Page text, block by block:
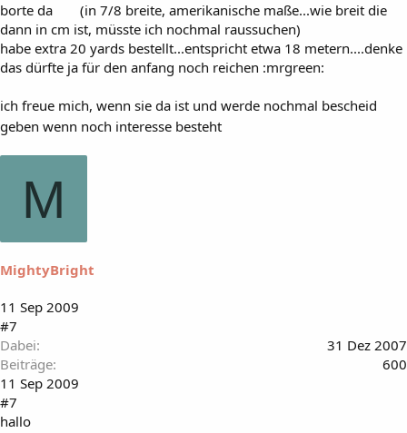
borte da
(in 7/8 breite, amerikanische maße...wie breit die
dann in cm ist, müsste ich nochmal raussuchen)
habe extra 20 yards bestellt...entspricht etwa 18 metern....denke
das dürfte ja für den anfang noch reichen :mrgreen:
ich freue mich, wenn sie da ist und werde nochmal bescheid
geben wenn noch interesse besteht
M
MightyBright
11 Sep 2009
#7
Dabei
31 Dez 2007
Beiträge
600
11 Sep 2009
#7
hallo